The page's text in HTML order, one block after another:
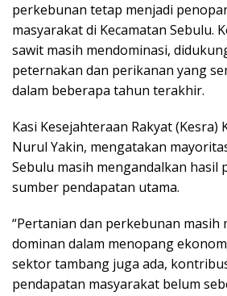
perkebunan tetap menjadi
masyarakat di Kecamatan Sebulu.
sawit masih mendominasi,
peternakan dan perikanan yang
dalam beberapa tahun terakhir.
Kasi Kesejahteraan Rakyat (Kesra)
Nurul Yakin, mengatakan
Sebulu masih mengandalkan hasil
sumber pendapatan utama.
“Pertanian dan perkebunan masih
dominan dalam menopang
sektor tambang juga ada,
pendapatan masyarakat belum